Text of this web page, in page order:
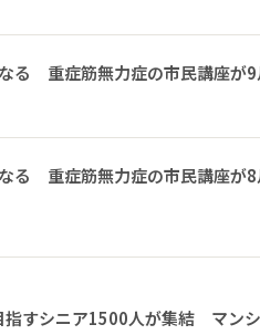
る 重症筋無力症の市民講座が
る 重症筋無力症の市民講座が
指すシニア1500人が集結 マン